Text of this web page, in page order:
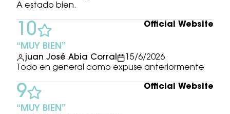
A estado bien.
MUY BIEN
juan José Abia Corral
15/6/2026
Todo en general como expuse anteriormente
10 Official Website
MUY BIEN
9 Official Website